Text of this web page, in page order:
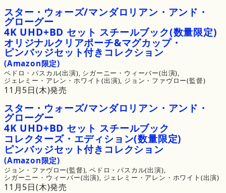
スター・ ウォーズ/マンダロリアン・ アンド・
グローグー
4K UHD+BD セット スチールブック(数量限定)
オリジナルクリアポーチ&マグカップ・
ピンバッジセット付き コレクション
(Amazon限定)
ペドロ・パスカル(出演), シガーニー・ウィーバー(出演),
ジェレミー・アレン・ホワイト(出演), ジョン・ファヴロー(監督)
11月5日(木)発売
スター・ ウォーズ/マンダロリアン・ アンド・
グローグー
4K UHD+BD セット スチールブック
コレクターズ・ エディション(数量限定)
ピンバッジセット付き コレクション
(Amazon限定)
ジョン・ファヴロー(監督), ペドロ・パスカル(出演),
シガーニー・ウィーバー(出演), ジェレミー・アレン・ホワイト(出演)
11月5日(木)発売